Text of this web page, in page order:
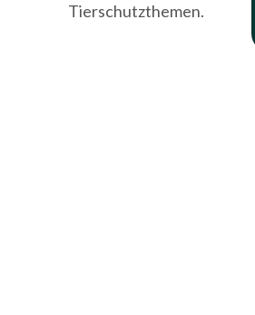
Tierschutzthemen.